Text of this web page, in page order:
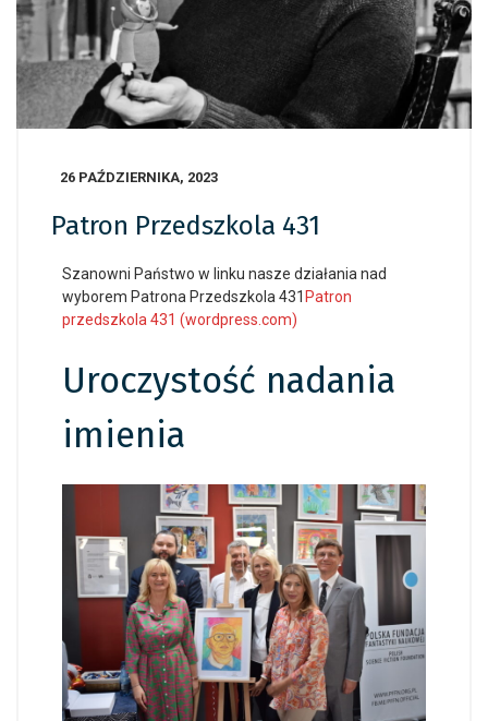
26 PAŹDZIERNIKA, 2023
Patron Przedszkola 431
Szanowni Państwo w linku nasze działania nad
wyborem Patrona Przedszkola 431 Patron
przedszkola 431 (wordpress.com)
Uroczystość nadania
imienia